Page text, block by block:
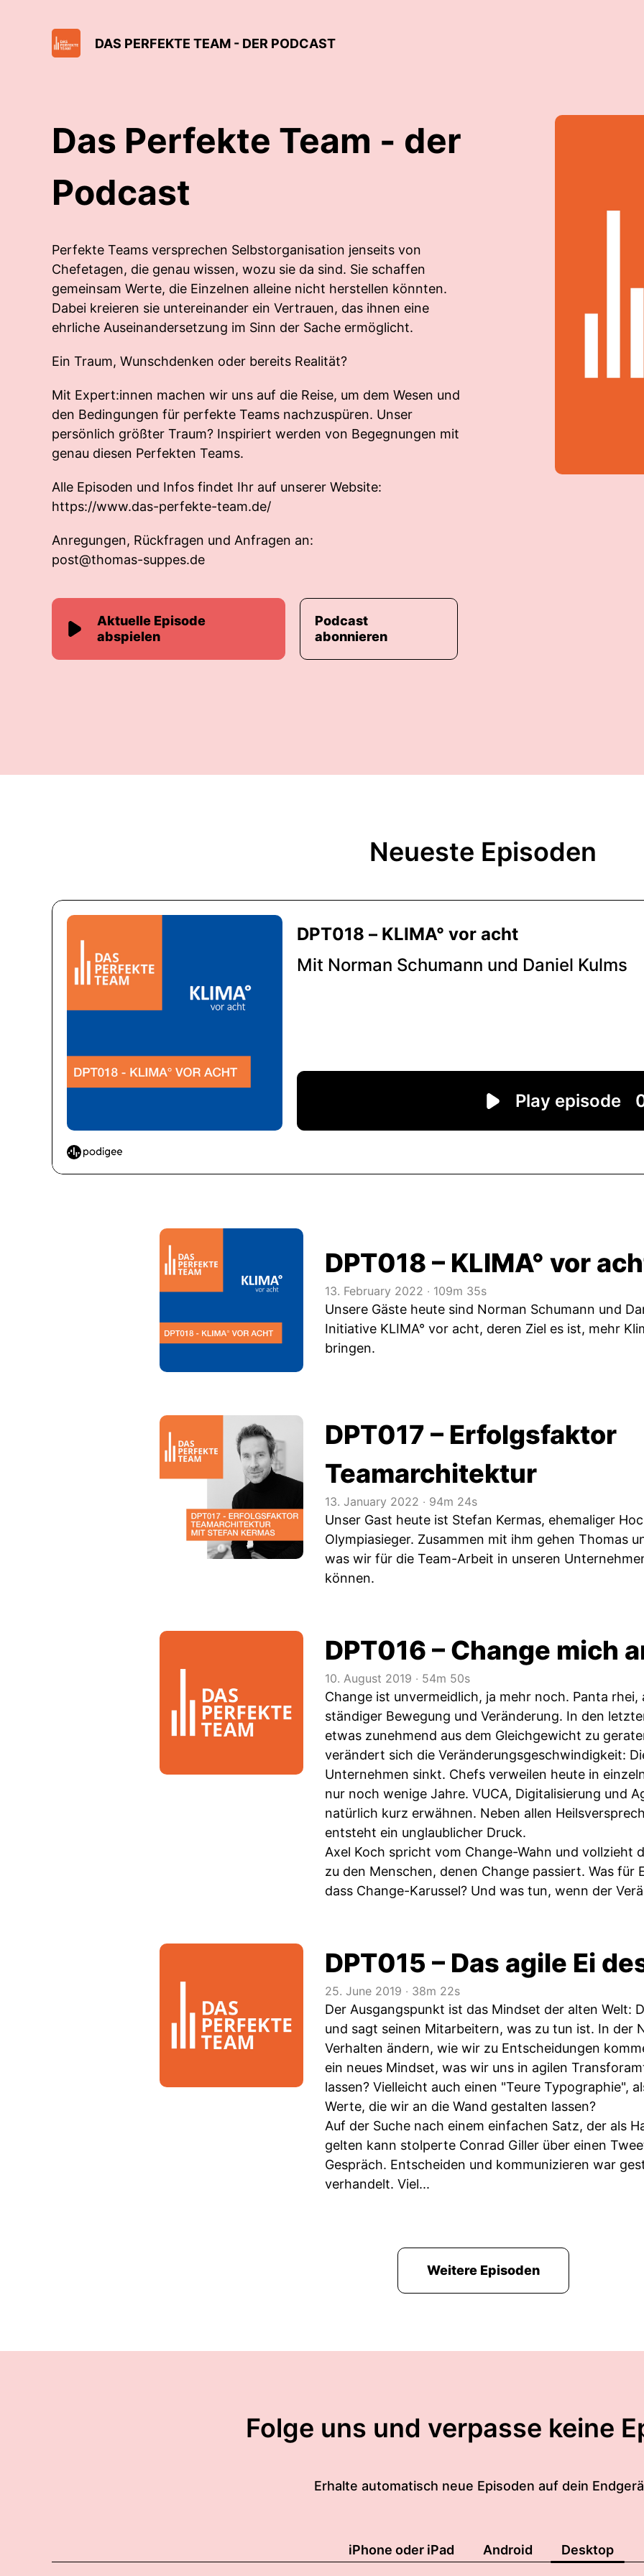
DAS PERFEKTE TEAM - DER PODCAST
Das Perfekte Team - der
Podcast
Perfekte Teams versprechen Selbstorganisation jenseits von
Chefetagen, die genau wissen, wozu sie da sind. Sie schaffen
gemeinsam Werte, die Einzelnen alleine nicht herstellen könnten.
Dabei kreieren sie untereinander ein Vertrauen, das ihnen eine
ehrliche Auseinandersetzung im Sinn der Sache ermöglicht.
Ein Traum, Wunschdenken oder bereits Realität?
Mit Expert:innen machen wir uns auf die Reise, um dem Wesen und
den Bedingungen für perfekte Teams nachzuspüren. Unser
persönlich größter Traum? Inspiriert werden von Begegnungen mit
genau diesen Perfekten Teams.
Alle Episoden und Infos findet Ihr auf unserer Website:
https://www.das-perfekte-team.de/
Anregungen, Rückfragen und Anfragen an:
post@thomas-suppes.de
Aktuelle Episode
abspielen
Podcast
abonnieren
Neueste Episoden
DPT018 – KLIMA° vor
13. February 2022 ‧ 109m 35s
Unsere Gäste heute sind Norman Schumann und
Initiative KLIMA° vor acht, deren Ziel es ist, mehr
bringen.
DPT017 – Erfolgsfaktor
Teamarchitektur
13. January 2022 ‧ 94m 24s
Unser Gast heute ist Stefan Kermas, ehemaliger
Olympiasieger. Zusammen mit ihm gehen Thomas
was wir für die Team-Arbeit in unseren
können.
DPT016 – Change mich
10. August 2019 ‧ 54m 50s
Change ist unvermeidlich, ja mehr noch. Panta
ständiger Bewegung und Veränderung. In den
etwas zunehmend aus dem Gleichgewicht zu
verändert sich die Veränderungsgeschwindigkeit:
Unternehmen sinkt. Chefs verweilen heute in
nur noch wenige Jahre. VUCA, Digitalisierung und
natürlich kurz erwähnen. Neben allen
entsteht ein unglaublicher Druck.
Axel Koch spricht vom Change-Wahn und vollzieht
zu den Menschen, denen Change passiert. Was für
dass Change-Karussel? Und was tun, wenn der
DPT015 – Das agile Ei
25. June 2019 ‧ 38m 22s
Der Ausgangspunkt ist das Mindset der alten Welt:
und sagt seinen Mitarbeitern, was zu tun ist. In der
Verhalten ändern, wie wir zu Entscheidungen
ein neues Mindset, was wir uns in agilen
lassen? Vielleicht auch einen "Teure Typographie",
Werte, die wir an die Wand gestalten lassen?
Auf der Suche nach einem einfachen Satz, der als
gelten kann stolperte Conrad Giller über einen
Gespräch. Entscheiden und kommunizieren war
verhandelt. Viel...
Weitere Episoden
Folge uns und verpasse keine
Erhalte automatisch neue Episoden auf dein
iPhone oder iPad Android Desktop